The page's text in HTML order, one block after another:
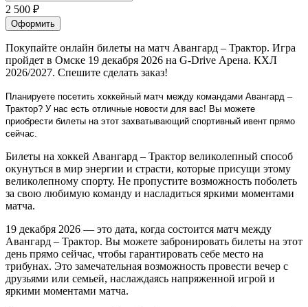
2 500 ₽
Оформить
Покупайте онлайн билеты на матч Авангард – Трактор. Игра
пройдет в Омске 19 декабря 2026 на G-Drive Арена. КХЛ
2026/2027. Спешите сделать заказ!
Планируете посетить хоккейный матч между командами Авангард –
Трактор? У нас есть отличные новости для вас! Вы можете
приобрести билеты на этот захватывающий спортивный ивент прямо
сейчас.
Билеты на хоккей Авангард – Трактор великолепный способ
окунуться в мир энергии и страсти, которые присущи этому
великолепному спорту. Не пропустите возможность поболеть
за свою любимую команду и насладиться яркими моментами
матча.
19 декабря 2026 — это дата, когда состоится матч между
Авангард – Трактор. Вы можете забронировать билеты на этот
день прямо сейчас, чтобы гарантировать себе место на
трибунах. Это замечательная возможность провести вечер с
друзьями или семьей, наслаждаясь напряженной игрой и
яркими моментами матча.